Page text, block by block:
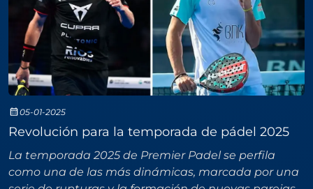
05-01-2025
Revolución para la temporada de pádel 2025
La temporada 2025 de Premier Padel se perfila
como una de las más dinámicas, marcada por una